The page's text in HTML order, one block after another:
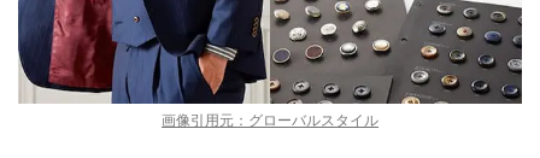
画像引用元：グローバルスタイル